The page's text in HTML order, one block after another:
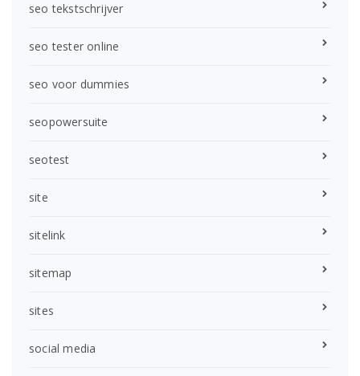
seo tekstschrijver
seo tester online
seo voor dummies
seopowersuite
seotest
site
sitelink
sitemap
sites
social media